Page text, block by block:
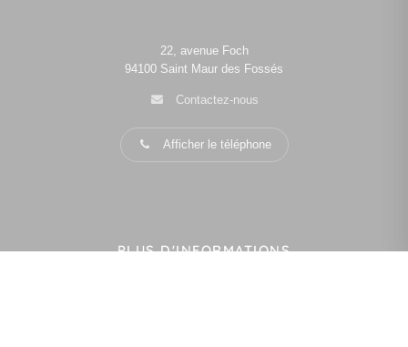
22, avenue Foch
94100 Saint Maur des Fossés
Contactez-nous
Afficher le téléphone
PLUS D'INFORMATIONS